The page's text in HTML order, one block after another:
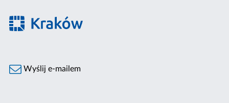
Wyślij e-mailem